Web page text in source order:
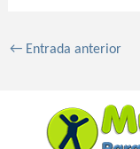
←Entrada anterior